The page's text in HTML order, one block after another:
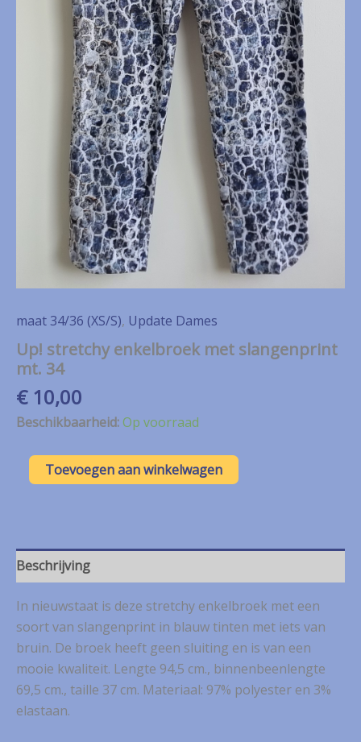
maat 34/36 (XS/S), Update Dames
Up! stretchy enkelbroek met slangenprint
mt. 34
€10,00
Beschikbaarheid:Op voorraad
Up!
stretchy
34
aantal
Toevoegen aan winkelwagen
Beschrijving
In nieuwstaat is deze stretchy enkelbroek met een
soort van slangenprint in blauw tinten met iets van
bruin. De broek heeft geen sluiting en is van een
mooie kwaliteit. Lengte 94,5 cm., binnenbeenlengte
69,5 cm., taille 37 cm. Materiaal: 97% polyester en 3%
elastaan.